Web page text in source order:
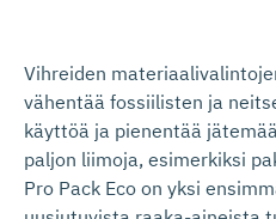
Vihreiden
vähentää fossiilisten ja
käyttöä ja pienentää
paljon liimoja, esimerkiksi
Pro Pack Eco on yksi